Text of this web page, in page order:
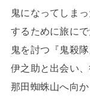
鬼になってしま
するために旅にで
鬼を討つ『鬼殺
伊之助と出会い
那田蜘蛛山へ向